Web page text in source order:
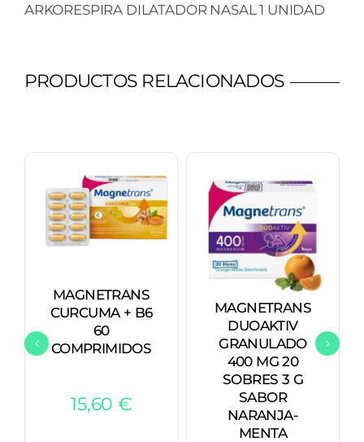
ARKORESPIRA DILATADOR NASAL 1 UNIDAD
PRODUCTOS RELACIONADOS
MAGNETRANS
CURCUMA + B6
60
COMPRIMIDOS
15,60 €
MAGNETRANS
DUOAKTIV
GRANULADO
400 MG 20
SOBRES 3 G
SABOR
NARANJA-
MENTA